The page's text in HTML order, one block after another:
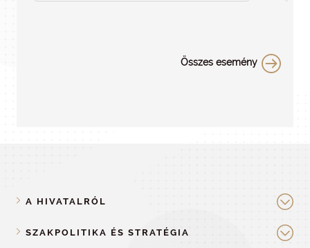
Összes esemény
A HIVATALRÓL
SZAKPOLITIKA ÉS STRATÉGIA